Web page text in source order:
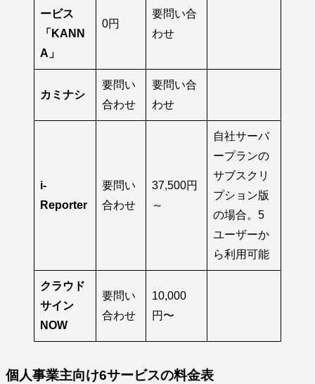
ービス
「KANN
A」
0円
要問い合
わせ
カミナシ
要問い
合わせ
要問い合
わせ
i-
Reporter
要問い
合わせ
37,500円
～
自社サーバ
ープランの
サブスクリ
プション版
の場合。5
ユーザーか
ら利用可能
クラウド
サイン
NOW
要問い
合わせ
10,000
円〜
個人事業主向け6サービスの料金表